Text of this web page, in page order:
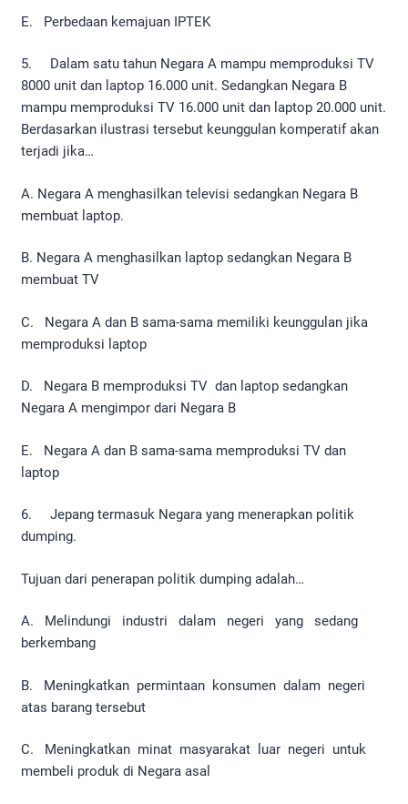
E. Perbedaan kemajuan IPTEK
5. Dalam satu tahun Negara A mampu memproduksi TV
8000 unit dan laptop 16.000 unit. Sedangkan Negara B
mampu memproduksi TV 16.000 unit dan laptop 20.000 unit.
Berdasarkan ilustrasi tersebut keunggulan komperatif akan
terjadi jika…
A. Negara A menghasilkan televisi sedangkan Negara B
membuat laptop.
B. Negara A menghasilkan laptop sedangkan Negara B
membuat TV
C. Negara A dan B sama-sama memiliki keunggulan jika
memproduksi laptop
D. Negara B memproduksi TV dan laptop sedangkan
Negara A mengimpor dari Negara B
E. Negara A dan B sama-sama memproduksi TV dan
laptop
6. Jepang termasuk Negara yang menerapkan politik
dumping.
Tujuan dari penerapan politik dumping adalah…
A. Melindungi industri dalam negeri yang sedang
berkembang
B. Meningkatkan permintaan konsumen dalam negeri
atas barang tersebut
C. Meningkatkan minat masyarakat luar negeri untuk
membeli produk di Negara asal